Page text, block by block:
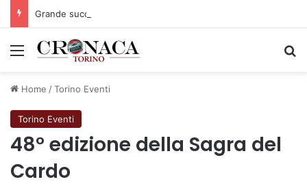
Menu
Home /Torino Eventi
Torino Eventi
48° edizione della Sagra del
Cardo